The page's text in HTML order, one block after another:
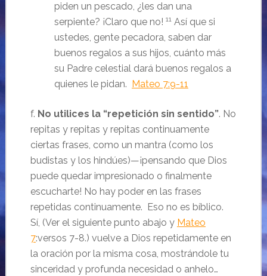
piden un pescado, ¿les dan una
serpiente? ¡Claro que no! 11Así que si
ustedes, gente pecadora, saben dar
buenos regalos a sus hijos, cuánto más
su Padre celestial dará buenos regalos a
quienes le pidan. Mateo 7:9-11
f. No utilices la “repetición sin sentido”. No
repitas y repitas y repitas continuamente
ciertas frases, como un mantra (como los
budistas y los hindúes)—¡pensando que Dios
puede quedar impresionado o finalmente
escucharte! No hay poder en las frases
repetidas continuamente. Eso no es bíblico.
Sí, (Ver el siguiente punto abajo y Mateo
7:versos 7-8.) vuelve a Dios repetidamente en
la oración por la misma cosa, mostrándole tu
sinceridad y profunda necesidad o anhelo…